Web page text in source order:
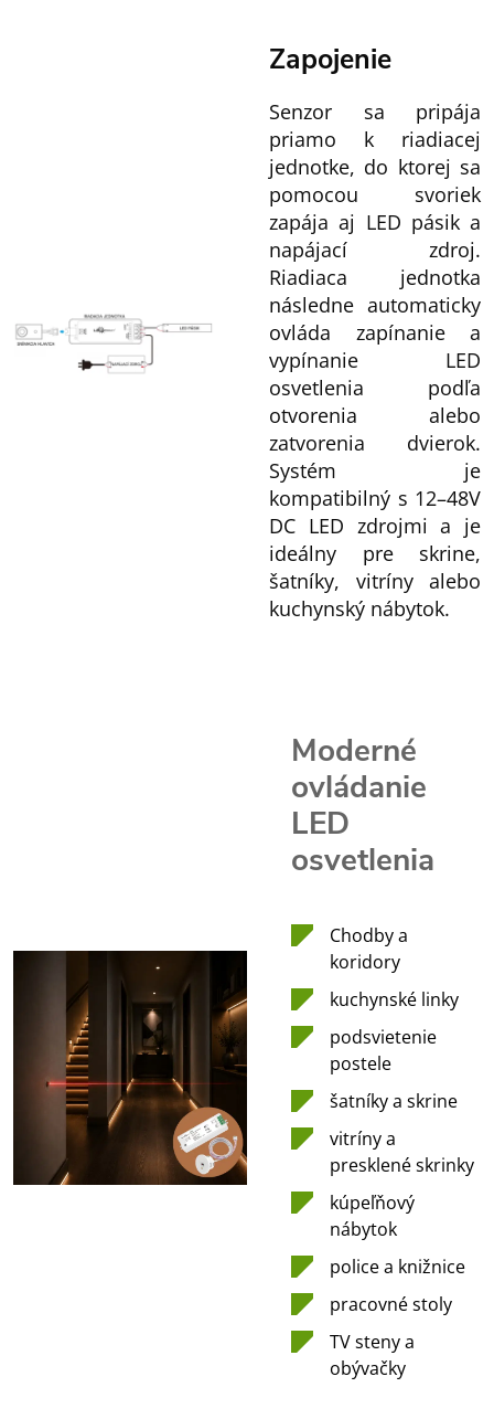
Zapojenie
Senzor sa pripája
priamo k riadiacej
jednotke, do ktorej sa
pomocou svoriek
zapája aj LED pásik a
napájací zdroj.
Riadiaca jednotka
následne automaticky
ovláda zapínanie a
vypínanie LED
osvetlenia podľa
otvorenia alebo
zatvorenia dvierok.
Systém je
kompatibilný s 12–48V
DC LED zdrojmi a je
ideálny pre skrine,
šatníky, vitríny alebo
kuchynský nábytok.
Moderné
ovládanie
LED
osvetlenia
Chodby a
koridory
kuchynské linky
podsvietenie
postele
šatníky a skrine
vitríny a
presklené skrinky
kúpeľňový
nábytok
police a knižnice
pracovné stoly
TV steny a
obývačky